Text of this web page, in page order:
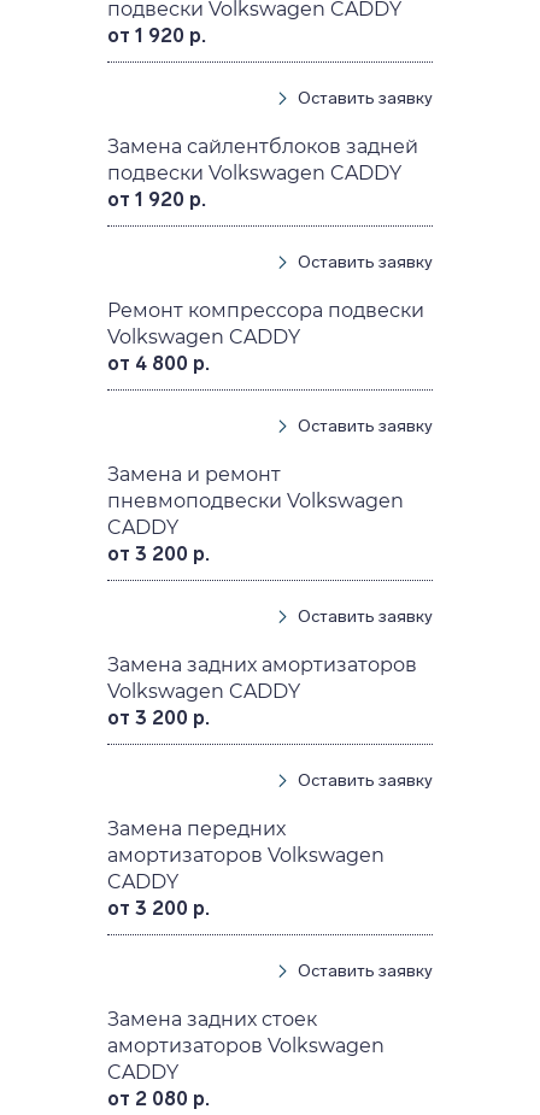
подвески Volkswagen CADDY
от 1 920 р.
Оставить заявку
Замена сайлентблоков задней
подвески Volkswagen CADDY
от 1 920 р.
Оставить заявку
Ремонт компрессора подвески
Volkswagen CADDY
от 4 800 р.
Оставить заявку
Замена и ремонт
пневмоподвески Volkswagen
CADDY
от 3 200 р.
Оставить заявку
Замена задних амортизаторов
Volkswagen CADDY
от 3 200 р.
Оставить заявку
Замена передних
амортизаторов Volkswagen
CADDY
от 3 200 р.
Оставить заявку
Замена задних стоек
амортизаторов Volkswagen
CADDY
от 2 080 р.